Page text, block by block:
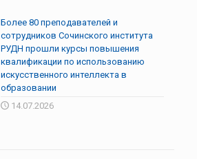
Более 80 преподавателей и
сотрудников Сочинского института
РУДН прошли курсы повышения
квалификации по использованию
искусственного интеллекта в
образовании
14.07.2026